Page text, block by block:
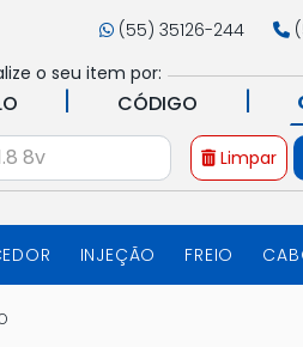
(55) 35126-244
o seu item por:
| CÓDIGO |
Limpar
INJEÇÃO FREIO